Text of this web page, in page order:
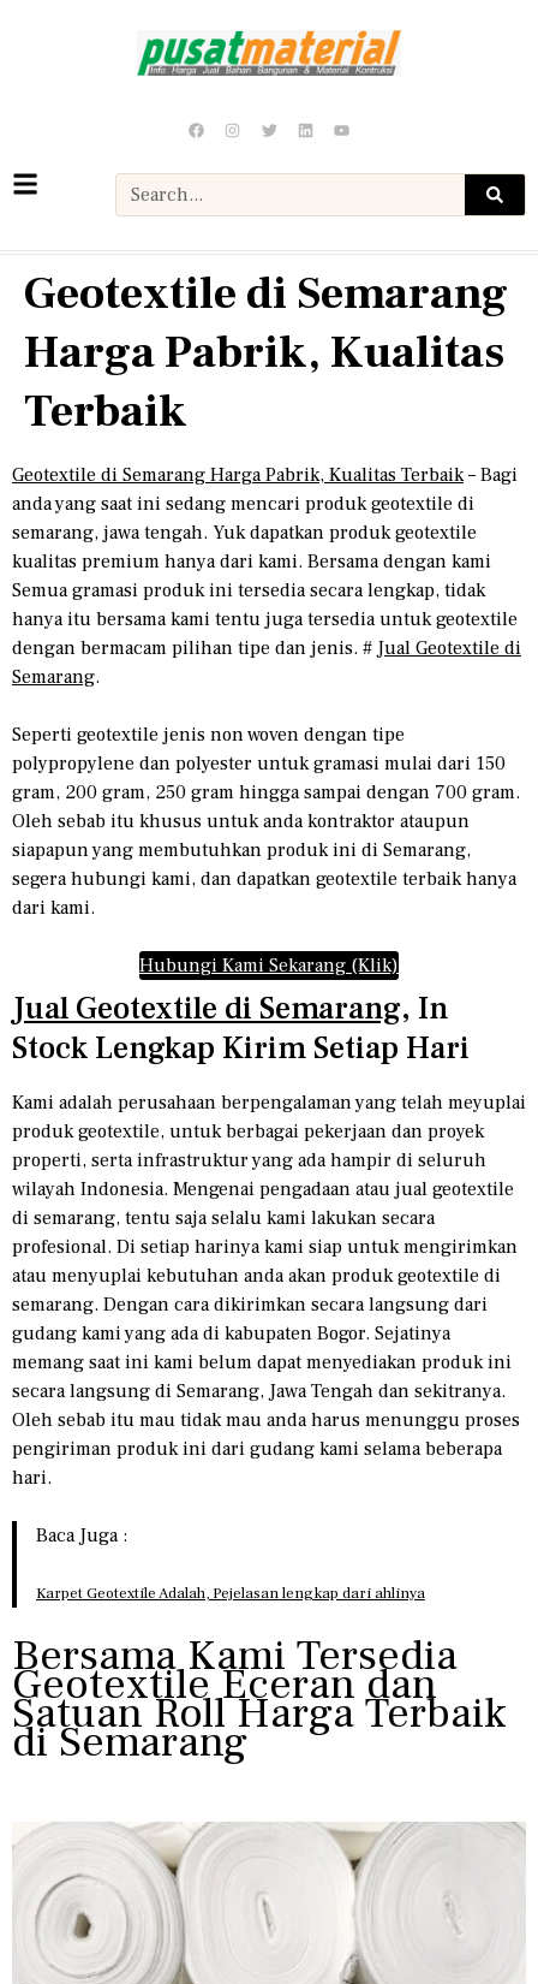
Geotextile di Semarang
Harga Pabrik, Kualitas
Terbaik
Geotextile di Semarang Harga Pabrik, Kualitas Terbaik– Bagi
anda yang saat ini sedang mencari produk geotextile di
semarang, jawa tengah. Yuk dapatkan produk geotextile
kualitas premium hanya dari kami. Bersama dengan kami
Semua gramasi produk ini tersedia secara lengkap, tidak
hanya itu bersama kami tentu juga tersedia untuk geotextile
dengan bermacam pilihan tipe dan jenis. # Jual Geotextile di
Semarang.
Seperti geotextile jenis non woven dengan tipe
polypropylene dan polyester untuk gramasi mulai dari 150
gram, 200 gram, 250 gram hingga sampai dengan 700 gram.
Oleh sebab itu khusus untuk anda kontraktor ataupun
siapapun yang membutuhkan produk ini di Semarang,
segera hubungi kami, dan dapatkan geotextile terbaik hanya
dari kami.
Hubungi Kami Sekarang (Klik)
Jual Geotextile di Semarang, In
Stock Lengkap Kirim Setiap Hari
Kami adalah perusahaan berpengalaman yang telah meyuplai
produk geotextile, untuk berbagai pekerjaan dan proyek
properti, serta infrastruktur yang ada hampir di seluruh
wilayah Indonesia. Mengenai pengadaan atau jual geotextile
di semarang, tentu saja selalu kami lakukan secara
profesional. Di setiap harinya kami siap untuk mengirimkan
atau menyuplai kebutuhan anda akan produk geotextile di
semarang. Dengan cara dikirimkan secara langsung dari
gudang kami yang ada di kabupaten Bogor. Sejatinya
memang saat ini kami belum dapat menyediakan produk ini
secara langsung di Semarang, Jawa Tengah dan sekitranya.
Oleh sebab itu mau tidak mau anda harus menunggu proses
pengiriman produk ini dari gudang kami selama beberapa
hari.
Baca Juga :
Karpet Geotextile Adalah, Pejelasan lengkap dari ahlinya
Bersama Kami Tersedia
Geotextile Eceran dan
Satuan Roll Harga Terbaik
di Semarang